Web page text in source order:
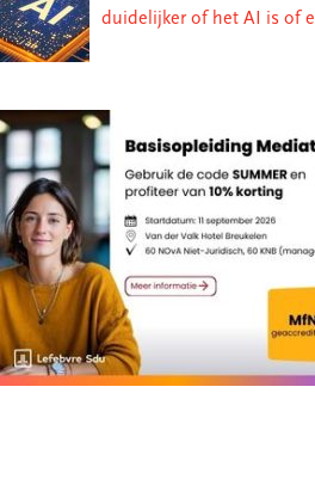
duidelijker of het AI is of